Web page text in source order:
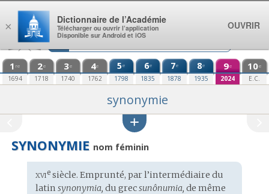
Aller au contenu
1 re
1694
2e
1718
3e
1740
4e
1762
5e
1798
6e
1835
7e
1878
8e
1935
9e
2024
10e
E.C.
synonymie
SYNONYMIE nom féminin
Étymologie
:
xviesiècle. Emprunté, par l’intermédiaire du
latin synonymia, du grecsunônumia, de même
×
Dictionnaire de l’Académie
Télécharger ou ouvrir l’application
Disponible sur Android et iOS
OUVRIR